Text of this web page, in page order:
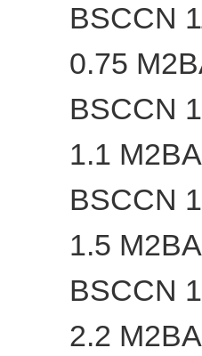
BSCCN
0.75
BSCCN
1.1
BSCCN
1.5
BSCCN
2.2